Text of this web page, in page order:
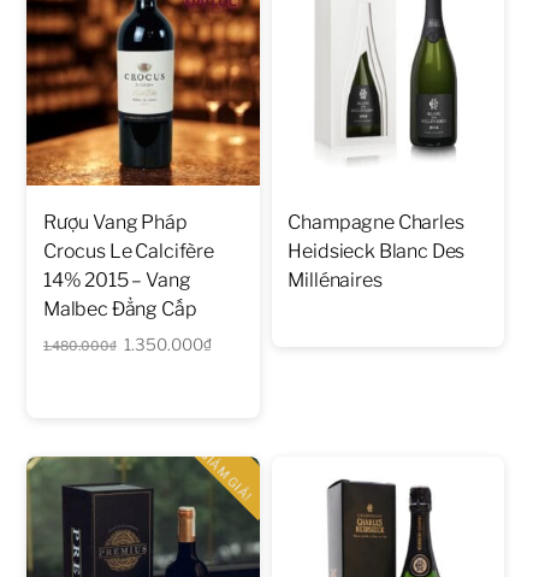
Rượu Vang Pháp
Crocus Le Calcifère
14% 2015 – Vang
Malbec Đẳng Cấp
1.480.000₫ Giá
1.350.000₫Giá
1.350.000₫.
Champagne Charles
Heidsieck Blanc Des
Millénaires
GIẢM GIÁ!